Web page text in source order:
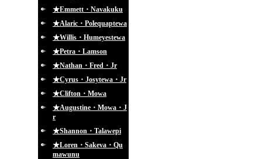
★Emmett・Navakuku
★Alaric・Polequaptewa
★Willis・Humeyestewa
★Petra・Lamson
★Nathan・Fred・Jr
★Cyrus・Josytewa・Jr
★Clifton・Mowa
★Augustine・Mowa・J
r
★Shannon・Talawepi
★Loren・Sakeva・Qu
mawunu